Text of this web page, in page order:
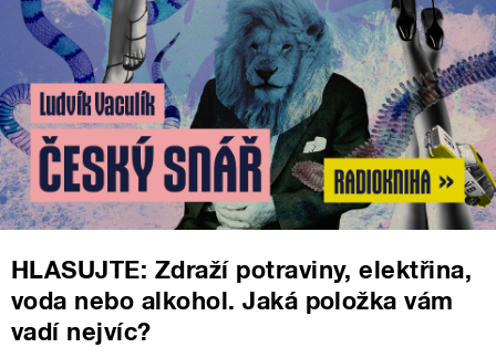
HLASUJTE: Zdraží potraviny, elektřina,
voda nebo alkohol. Jaká položka vám
vadí nejvíc?